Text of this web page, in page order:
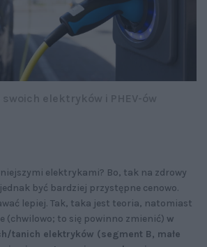
elektrykami? Bo, tak na zdrowy
być bardziej przystępne cenowo.
lepiej. Tak, taka jest teoria, natomiast
(chwilowo; to się powinno zmienić) w
tanich elektryków (segment B, małe